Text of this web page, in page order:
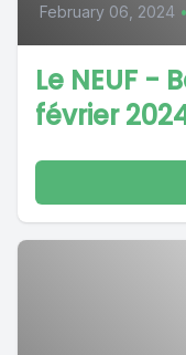
February 06, 2024 •
Le NEUF -
février